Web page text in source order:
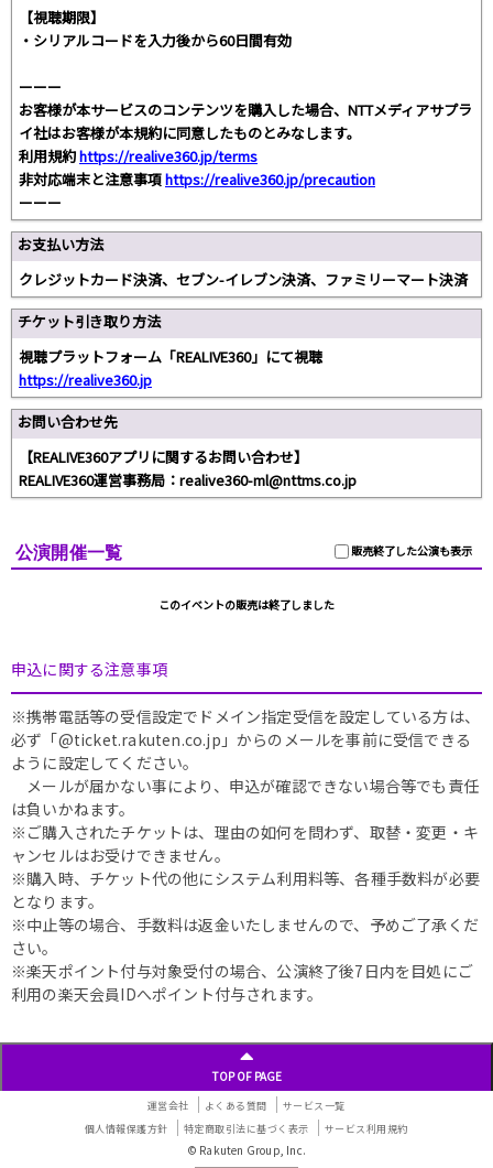
【視聴期限】
・シリアルコードを入力後から60日間有効
ーーー
お客様が本サービスのコンテンツを購入した場合、NTTメディアサプラ
イ社はお客様が本規約に同意したものとみなします。
利用規約https://realive360.jp/terms
非対応端末と注意事項https://realive360.jp/precaution
ーーー
お支払い方法
クレジットカード決済、セブン-イレブン決済、ファミリーマート決済
チケット引き取り方法
視聴プラットフォーム「REALIVE360」にて視聴
https://realive360.jp
お問い合わせ先
【REALIVE360アプリに関するお問い合わせ】
REALIVE360運営事務局：realive360-ml@nttms.co.jp
販売終了した公演も表示
公演開催一覧
このイベントの販売は終了しました
申込に関する注意事項
※携帯電話等の受信設定でドメイン指定受信を設定している方は、
必ず「@ticket.rakuten.co.jp」からのメールを事前に受信できる
ように設定してください。
メールが届かない事により、申込が確認できない場合等でも責任
は負いかねます。
※ご購入されたチケットは、理由の如何を問わず、取替・変更・キ
ャンセルはお受けできません。
※購入時、チケット代の他にシステム利用料等、各種手数料が必要
となります。
※中止等の場合、手数料は返金いたしませんので、予めご了承くだ
さい。
※楽天ポイント付与対象受付の場合、公演終了後7日内を目処にご
利用の楽天会員IDへポイント付与されます。
TOP OF PAGE
運営会社 よくある質問
サービス一覧
個人情報保護方針
特定商取引法に基づく表示 サービス利用規約
© Rakuten Group, Inc.